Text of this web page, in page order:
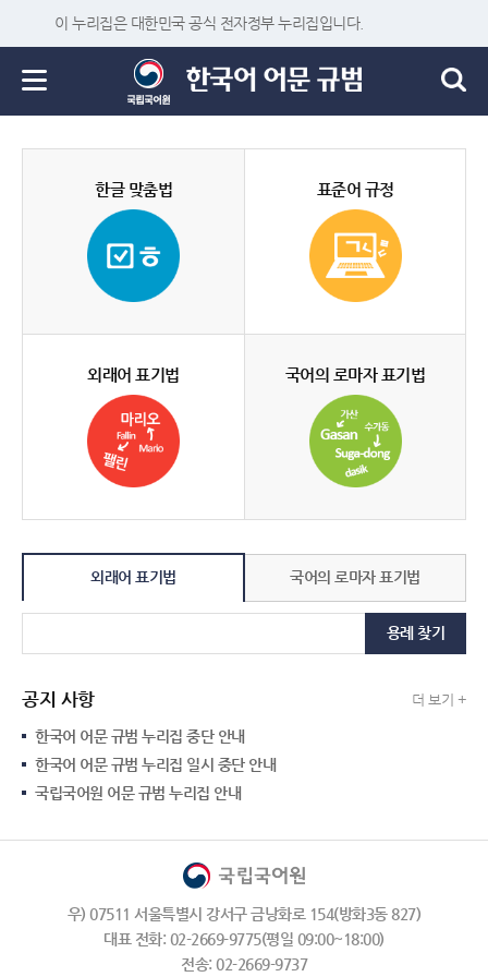
이 누리집은 대한민국 공식 전자정부 누리집입니다.
한글 맞춤법 표준어 규정
외래어 표기법 국어의 로마자 표기법
외래어 표기법 국어의 로마자 표기법
용례 찾기
공지 사항 더 보기 +
한국어 어문 규범 누리집 중단 안내
한국어 어문 규범 누리집 일시 중단 안내
국립국어원 어문 규범 누리집 안내
우) 07511 서울특별시 강서구 금낭화로 154(방화3동 827)
대표 전화: 02-2669-9775(평일 09:00~18:00)
전송: 02-2669-9737